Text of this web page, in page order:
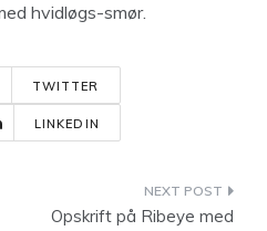
hvidløgs-smør.
TWITTER
LINKEDIN
Opskrift på Ribeye med